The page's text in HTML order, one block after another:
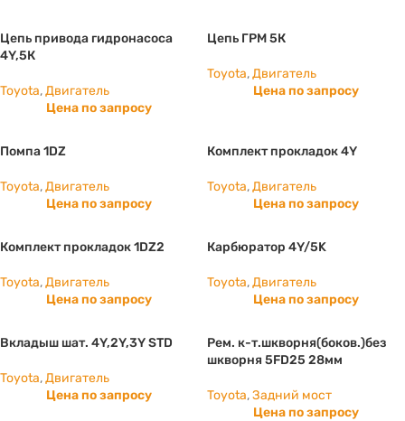
Цепь привода гидронасоса
4Y,5К
Toyota,Двигатель
Цена по запросу
Цепь ГРМ 5К
Toyota,Двигатель
Цена по запросу
Помпа 1DZ
Toyota,Двигатель
Цена по запросу
Комплект прокладок 4Y
Toyota,Двигатель
Цена по запросу
Комплект прокладок 1DZ2
Toyota,Двигатель
Цена по запросу
Карбюратор 4Y/5K
Toyota,Двигатель
Цена по запросу
Вкладыш шат. 4Y,2Y,3Y STD
Toyota,Двигатель
Цена по запросу
Рем. к-т.шкворня(боков.)без
шкворня 5FD25 28мм
Toyota,Задний мост
Цена по запросу